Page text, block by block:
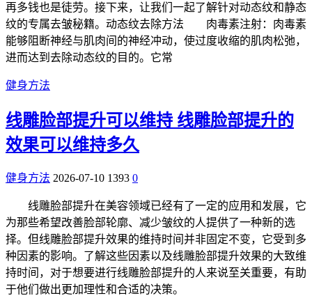
再多钱也是徒劳。接下来，让我们一起了解针对动态纹和静态
纹的专属去皱秘籍。动态纹去除方法 肉毒素注射：肉毒素
能够阻断神经与肌肉间的神经冲动，使过度收缩的肌肉松弛，
进而达到去除动态纹的目的。它常
健身方法
线雕脸部提升可以维持 线雕脸部提升的
效果可以维持多久
健身方法 2026-07-10 1393 0
线雕脸部提升在美容领域已经有了一定的应用和发展，它
为那些希望改善脸部轮廓、减少皱纹的人提供了一种新的选
择。但线雕脸部提升效果的维持时间并非固定不变，它受到多
种因素的影响。了解这些因素以及线雕脸部提升效果的大致维
持时间，对于想要进行线雕脸部提升的人来说至关重要，有助
于他们做出更加理性和合适的决策。